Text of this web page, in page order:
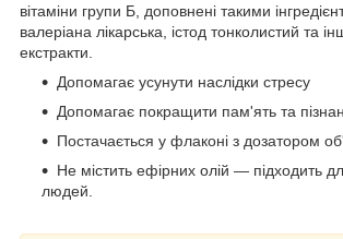
вітаміни групи Б, доповнені такими
валеріана лікарська, істод тонколистий та
екстракти.
Допомагає усунути наслідки стресу
Допомагає покращити пам'ять та
Постачається у флаконі з дозатором
Не містить ефірних олій — підходить
людей.